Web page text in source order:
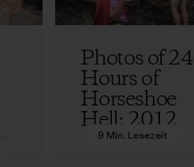
Photos of 24
Hours of
Horseshoe
Hell: 2012
9 Min. Lesezeit